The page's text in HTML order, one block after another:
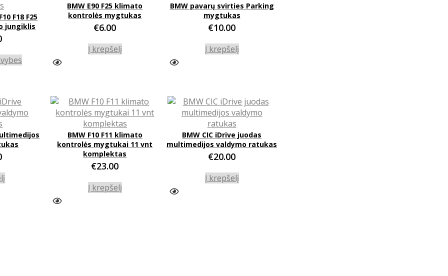
F18 F25
jungiklis
This
variants.
The
may
BMW E90 F25 klimato
kontrolės mygtukas
€6.00
Į krepšelį
BMW pavarų svirties Parking
mygtukas
€10.00
Į krepšelį
BMW F10 F11 klimato
kontrolės mygtukai 11 vnt
komplektas
€23.00
Į krepšelį
BMW CIC iDrive juodas
multimedijos valdymo ratukas
€20.00
Į krepšelį